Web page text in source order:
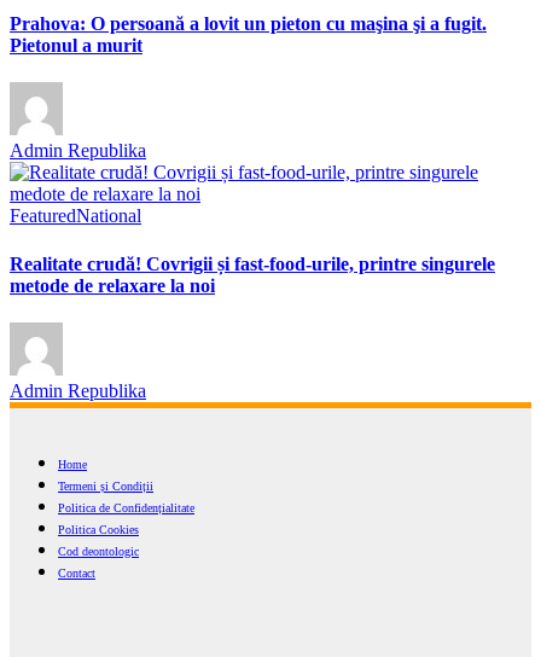
Prahova: O persoană a lovit un pieton cu maşina şi a fugit.
Pietonul a murit
Admin Republika
FeaturedNational
Realitate crudă! Covrigii și fast-food-urile, printre singurele
metode de relaxare la noi
Admin Republika
Home
Termeni și Condiții
Politica de Confidențialitate
Politica Cookies
Cod deontologic
Contact